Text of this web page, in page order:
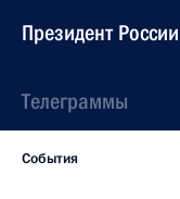
Президент России
Телеграммы
События